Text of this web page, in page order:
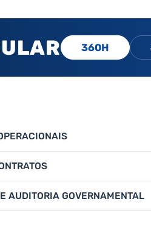
360H
AUDITORIA GOVERNAMENTAL